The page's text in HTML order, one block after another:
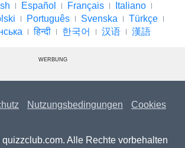
Español Français
Italiano
Português Svenska
Türkçe
हिन्दी 한국어 汉语 漢語
WERBUNG
Nutzungsbedingungen
Cookies
Alle Rechte vorbehalten